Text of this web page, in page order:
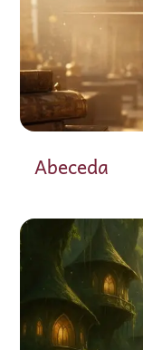
Abeceda